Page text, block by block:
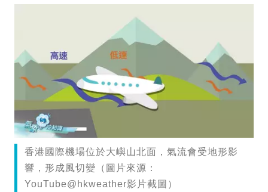
香港國際機場位於大嶼山北面，氣流會受地形影
響，形成風切變（圖片來源：
YouTube@hkweather影片截圖）